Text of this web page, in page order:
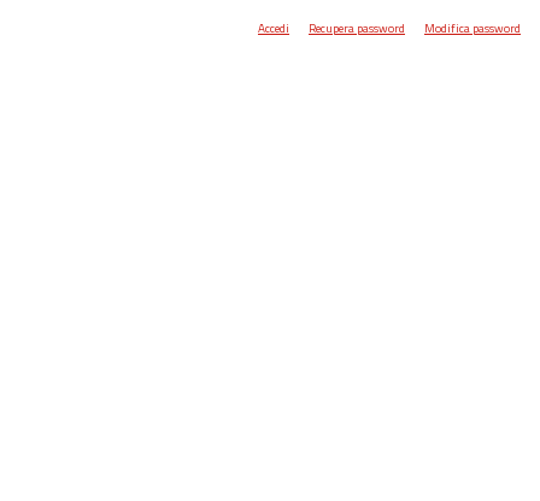
Accedi Recupera password Modifica password